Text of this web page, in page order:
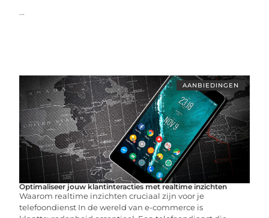
...
AANBIEDINGEN
Optimaliseer jouw klantinteracties met realtime inzichten
Waarom realtime inzichten cruciaal zijn voor je
telefoondienst In de wereld van e-commerce is